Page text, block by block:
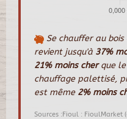
Se chauffer au
revient jusqu'à 37%
21% moins cherque le
chauffage palettisé,
est même 2% moins
Sources :Fioul :